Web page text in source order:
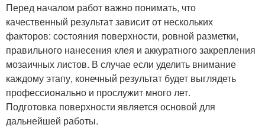
Перед началом работ важно понимать, что
качественный результат зависит от нескольких
факторов: состояния поверхности, ровной разметки,
правильного нанесения клея и аккуратного закрепления
мозаичных листов. В случае если уделить внимание
каждому этапу, конечный результат будет выглядеть
профессионально и прослужит много лет.
Подготовка поверхности является основой для
дальнейшей работы.